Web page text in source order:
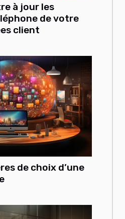
à jour les
de votre
client
de choix d’une